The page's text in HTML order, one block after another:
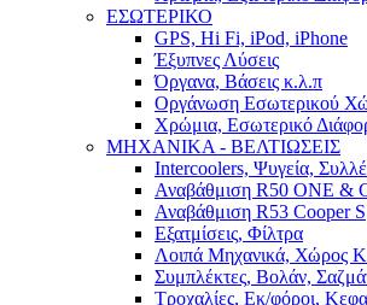
ΕΣΩΤΕΡΙΚΟ
GPS, Hi Fi, iPod, iPhone
Έξυπνες Λύσεις
Όργανα, Βάσεις κ.λ.π
Οργάνωση Εσωτερικού
Χρώμια, Εσωτερικό
ΜΗΧΑΝΙΚΑ - ΒΕΛΤΙΩΣΕΙΣ
Intercoolers, Ψυγεία,
Αναβάθμιση R50 ONE &
Αναβάθμιση R53 Cooper S
Εξατμίσεις, Φίλτρα
Λοιπά Μηχανικά, Χώρος
Συμπλέκτες, Βολάν,
Τροχαλίες, Εκ/φόροι,